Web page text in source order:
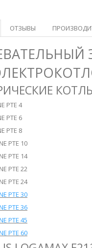
ОТЗЫВЫ
PTE 4
PTE 6
PTE 8
PTE 10
PTE 14
PTE 22
PTE 24
PTE 30
PTE 36
PTE 45
PTE 60